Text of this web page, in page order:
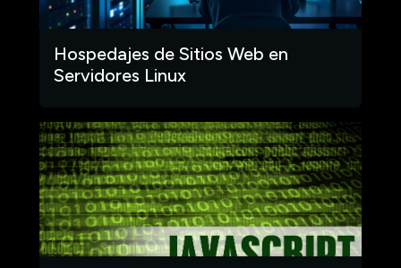
Hospedajes de Sitios Web en
Servidores Linux